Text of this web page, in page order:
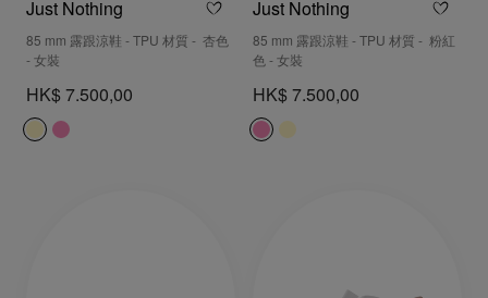
Just Nothing
85 mm 露跟涼鞋 - TPU 材質 - 杏色
- 女裝
HK$ 7.500,00
Just Nothing
85 mm 露跟涼鞋 - TPU 材質 - 粉紅
色 - 女裝
HK$ 7.500,00